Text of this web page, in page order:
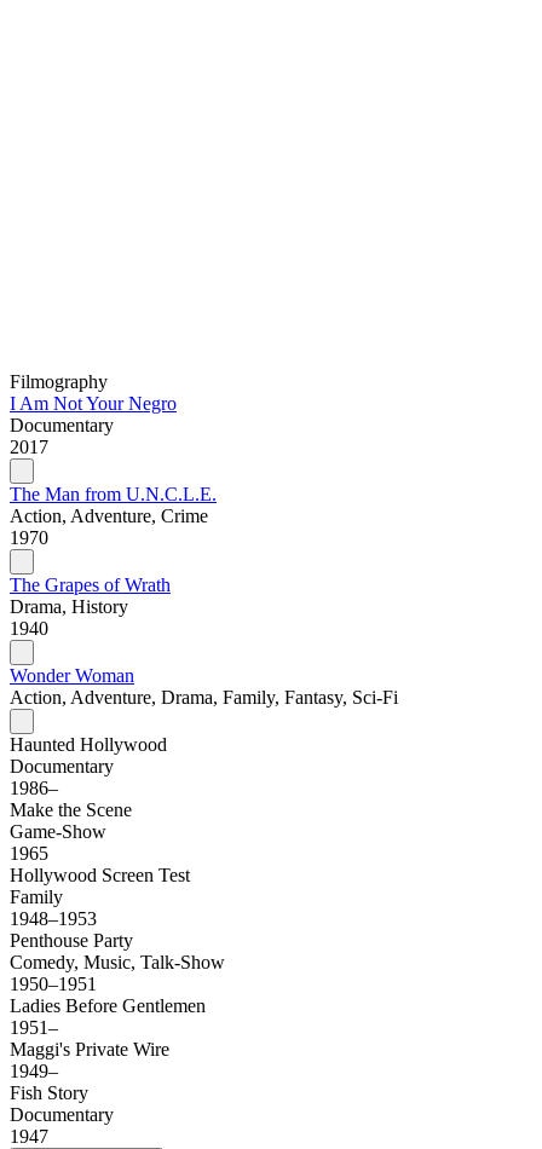
Filmography
I Am Not Your Negro
Documentary
2017
The Man from U.N.C.L.E.
Action, Adventure, Crime
1970
The Grapes of Wrath
Drama, History
1940
Wonder Woman
Action, Adventure, Drama, Family, Fantasy, Sci-Fi
Haunted Hollywood
Documentary
1986–
Make the Scene
Game-Show
1965
Hollywood Screen Test
Family
1948–1953
Penthouse Party
Comedy, Music, Talk-Show
1950–1951
Ladies Before Gentlemen
1951–
Maggi's Private Wire
1949–
Fish Story
Documentary
1947